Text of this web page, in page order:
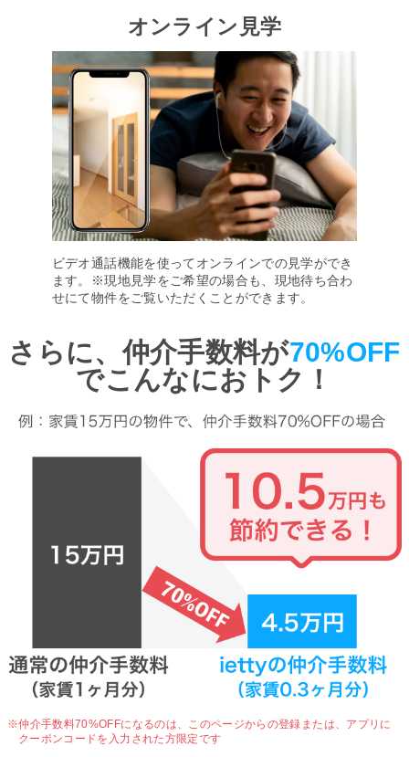
オンライン見学
ビデオ通話機能を使ってオンラインでの見学ができ
ます。※現地見学をご希望の場合も、現地待ち合わ
せにて物件をご覧いただくことができます。
さらに、仲介手数料が70%OFF
でこんなにおトク！
※仲介手数料70%OFFになるのは、 このページからの登録または、アプリに
クーポンコードを入力された方限定です